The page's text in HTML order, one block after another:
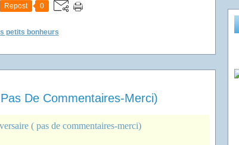
Repost 0
petits bonheurs
De Commentaires-Merci)